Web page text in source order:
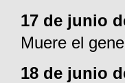
17 de junio
Muere el
18 de junio